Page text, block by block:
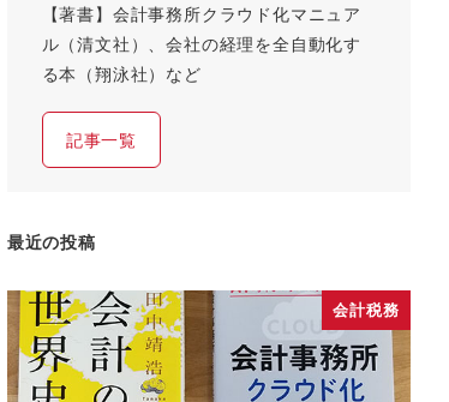
【著書】会計事務所クラウド化マニュア
ル（清文社）、会社の経理を全自動化す
る本（翔泳社）など
記事一覧
最近の投稿
会計税務